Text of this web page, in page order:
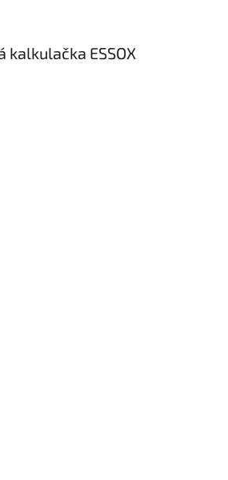
kalkulačka ESSOX